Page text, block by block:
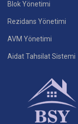
Blok Yönetimi
Rezidans Yönetimi
AVM Yönetimi
Aidat Tahsilat Sistemi